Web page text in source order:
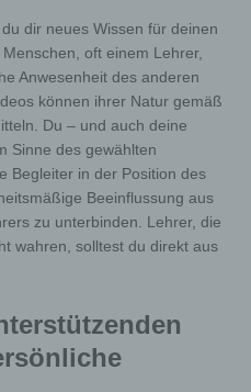
dir neues Wissen für deinen
oft einem Lehrer,
Anwesenheit des anderen
können ihrer Natur gemäß
Du – und auch deine
Sinne des gewählten
Begleiter in der Position des
Beeinflussung aus
zu unterbinden. Lehrer, die
wahren, solltest du direkt aus